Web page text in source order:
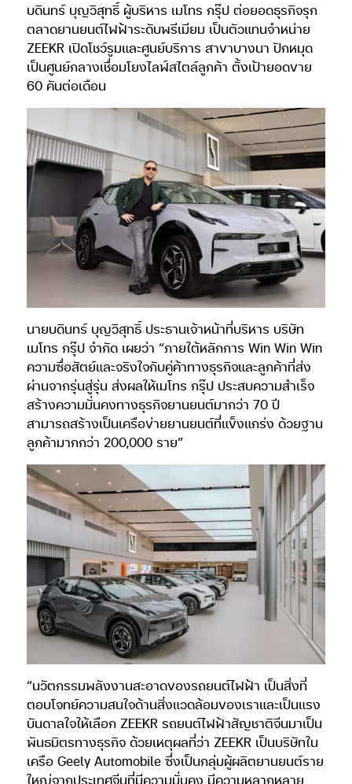
บดินทร์ บุญวิสุทธิ์ ผู้บริหาร เมโทร กรุ๊ป ต่อยอดธุรกิจรุก
ตลาดยานยนต์ไฟฟ้าระดับพรีเมียม เป็นตัวแทนจำหน่าย
ZEEKR เปิดโชว์รูมและศูนย์บริการ สาขาบางนา ปักหมุด
เป็นศูนย์กลางเชื่อมโยงไลฟ์สไตล์ลูกค้า ตั้งเป้ายอดขาย
60 คันต่อเดือน
นายบดินทร์ บุญวิสุทธิ์ ประธานเจ้าหน้าที่บริหาร บริษัท
เมโทร กรุ๊ป จำกัด เผยว่า “ภายใต้หลักการ Win Win Win
ความซื่อสัตย์และจริงใจกับคู่ค้าทางธุรกิจและลูกค้าที่ส่ง
ผ่านจากรุ่นสู่รุ่น ส่งผลให้เมโทร กรุ๊ป ประสบความสำเร็จ
สร้างความมั่นคงทางธุรกิจยานยนต์มากว่า 70 ปี
สามารถสร้างเป็นเครือข่ายยานยนต์ที่แข็งแกร่ง ด้วยฐาน
ลูกค้ามากกว่า 200,000 ราย”
“นวัตกรรมพลังงานสะอาดของรถยนต์ไฟฟ้า เป็นสิ่งที่
ตอบโจทย์ความสนใจด้านสิ่งแวดล้อมของเราและเป็นแรง
บันดาลใจให้เลือก ZEEKR รถยนต์ไฟฟ้าสัญชาติจีนมาเป็น
พันธมิตรทางธุรกิจ ด้วยเหตุผลที่ว่า ZEEKR เป็นบริษัทใน
เครือ Geely Automobile ซึ่งเป็นกลุ่มผู้ผลิตยานยนต์ราย
ใหญ่จากประเทศจีนที่มีความมั่นคง มีความหลากหลาย